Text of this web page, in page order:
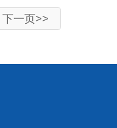
下一页>>